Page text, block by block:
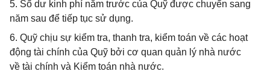
5. Số dư kinh phí năm trước của Quỹ được chuyển sang
năm sau để tiếp tục sử dụng.
6. Quỹ chịu sự kiểm tra, thanh tra, kiểm toán về các hoạt
động tài chính của Quỹ bởi cơ quan quản lý nhà nước
về tài chính và Kiểm toán nhà nước.